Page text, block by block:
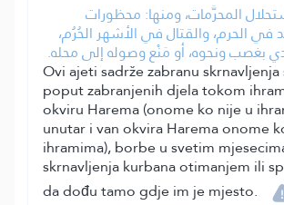
المحرَّمات، ومنها: محظورات
في الحرم، والقتال في الأشهر الحُرُم،
بغصب ونحوه، أو مَنْع وصوله إلى محله.
Ovi ajeti sadrže zabranu
poput zabranjenih djela tokom
okviru Harema (onome ko nije u
unutar i van okvira Harema onome
ihramima), borbe u svetim
skrnavljenja kurbana otimanjem ili
da dođu tamo gdje im je mjesto.